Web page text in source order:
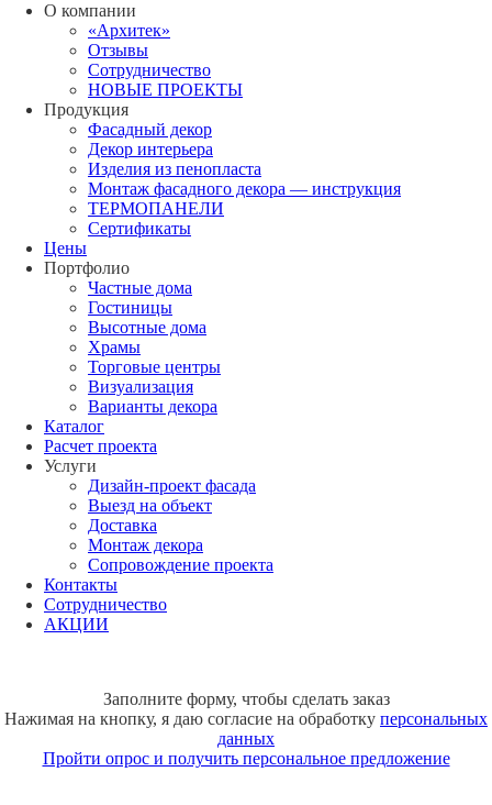
О компании
«Архитек»
Отзывы
Сотрудничество
НОВЫЕ ПРОЕКТЫ
Продукция
Фасадный декор
Декор интерьера
Изделия из пенопласта
Монтаж фасадного декора — инструкция
ТЕРМОПАНЕЛИ
Сертификаты
Цены
Портфолио
Частные дома
Гостиницы
Высотные дома
Храмы
Торговые центры
Визуализация
Варианты декора
Каталог
Расчет проекта
Услуги
Дизайн-проект фасада
Выезд на объект
Доставка
Монтаж декора
Сопровождение проекта
Контакты
Сотрудничество
АКЦИИ
Заполните форму, чтобы сделать заказ
Нажимая на кнопку, я даю согласие на обработку персональных
данных
Пройти опрос и получить персональное предложение